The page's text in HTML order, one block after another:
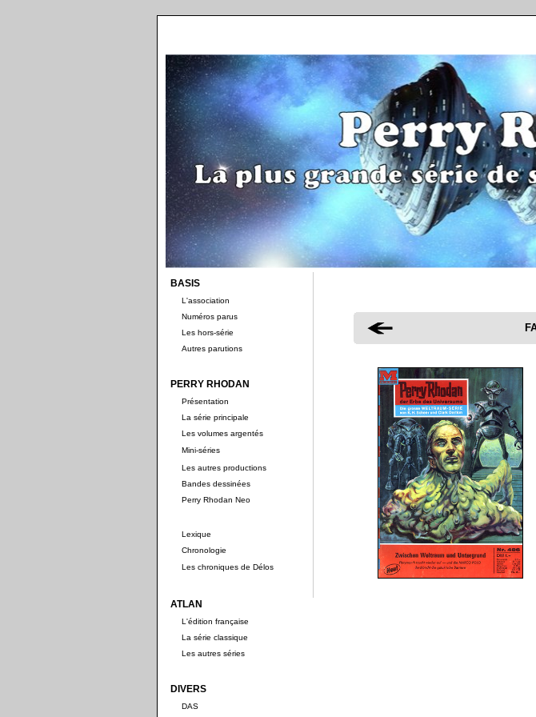
BASIS
L'association
Numéros parus
Les hors-série
Autres parutions
PERRY RHODAN
Présentation
La série principale
Les volumes argentés
Mini-séries
Les autres productions
Bandes dessinées
Perry Rhodan Neo
Lexique
Chronologie
Les chroniques de Délos
ATLAN
L'édition française
La série classique
Les autres séries
DIVERS
DAS